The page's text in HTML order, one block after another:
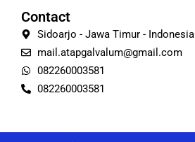
Contact
Sidoarjo - Jawa Timur - Indonesia
mail.atapgalvalum@gmail.com
082260003581
082260003581